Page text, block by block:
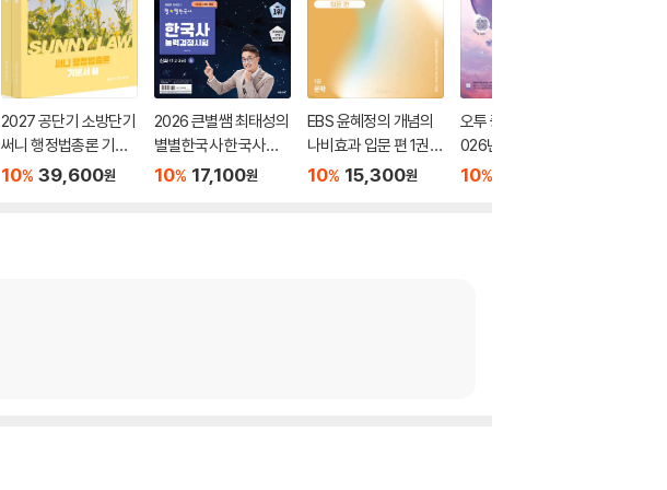
2027 공단기 소방단기
써니 행정법총론 기본
서
10% 39,600원
2026 큰별쌤 최태성의
별별한국사 한국사능
력검정시험 심화(1,2,3
10% 17,100원
EBS 윤혜정의 개념의
나비효과 입문 편 1권
문학 (2026년용)
10% 15,300원
오투 중학 과학 2-2 (2
026년)
10%